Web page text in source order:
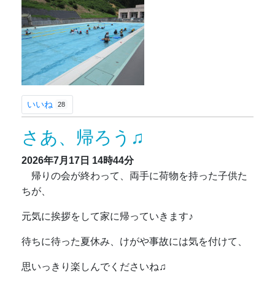
いいね 28
さあ、帰ろう♫
2026年7月17日 14時44分
帰りの会が終わって、両手に荷物を持った子供た
ちが、
元気に挨拶をして家に帰っていきます♪
待ちに待った夏休み、けがや事故には気を付けて、
思いっきり楽しんでくださいね♫